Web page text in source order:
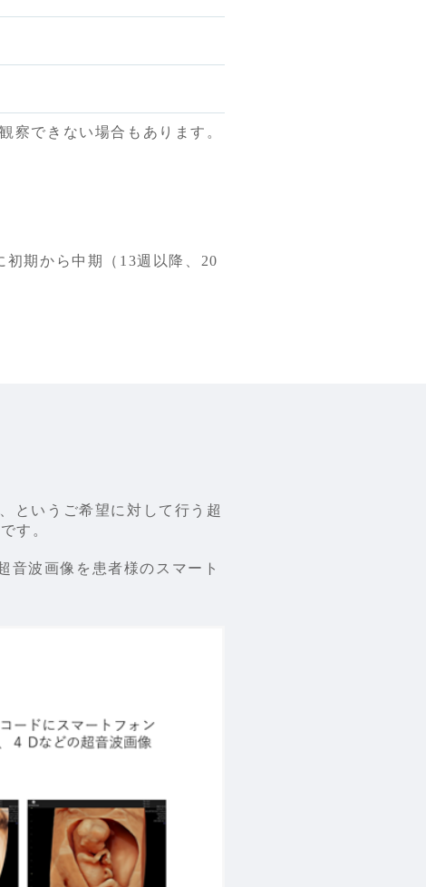
察できない場合もあります。
期から中期（13週以降、20
というご希望に対して行う超
す。
波画像を患者様のスマート